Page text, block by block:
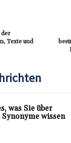
der
Texte und
was Sie über
wissen